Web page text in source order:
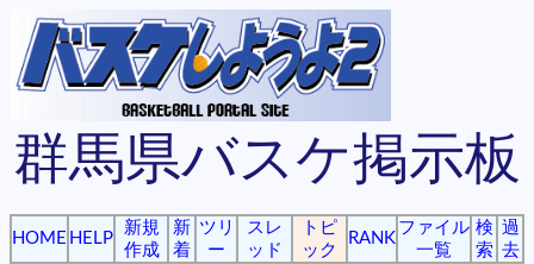
群馬県バスケ掲示板
HOME HELP
新規
作成
新
着
ツリ
ー
スレ
ッド
トピ
ック
RANK
ファイル
一覧
検
索
過
去